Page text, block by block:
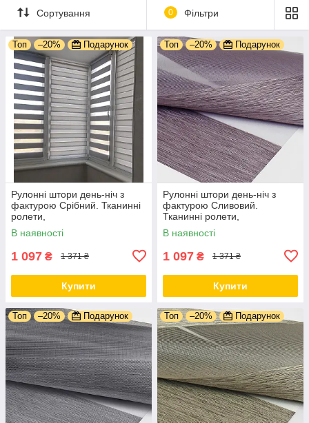
Сортування 0 Фільтри
Топ –20% Подарунок
Рулонні штори день-ніч з
фактурою Срібний. Тканинні
ролети,
В наявності
1 097 ₴ 1 371 ₴
Купити
Топ –20% Подарунок
Рулонні штори день-ніч з
фактурою Сливовий.
Тканинні ролети,
В наявності
1 097 ₴ 1 371 ₴
Купити
Топ –20% Подарунок Топ –20% Подарунок